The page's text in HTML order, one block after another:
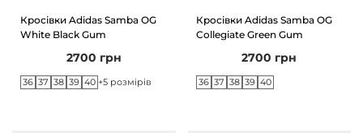
Кросівки Adidas Samba OG
White Black Gum
2700 грн
36 37 38 39 40 +5 розмірів
Кросівки Adidas Samba OG
Collegiate Green Gum
2700 грн
36 37 38 39 40